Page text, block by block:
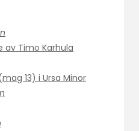
av Timo Karhula
13) i Ursa Minor